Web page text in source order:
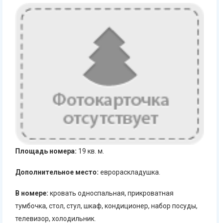
Площадь номера: 19 кв. м.
Дополнительное место: еврораскладушка.
В номере: кровать односпальная, прикроватная
тумбочка, стол, стул, шкаф, кондиционер, набор посуды,
телевизор, холодильник.